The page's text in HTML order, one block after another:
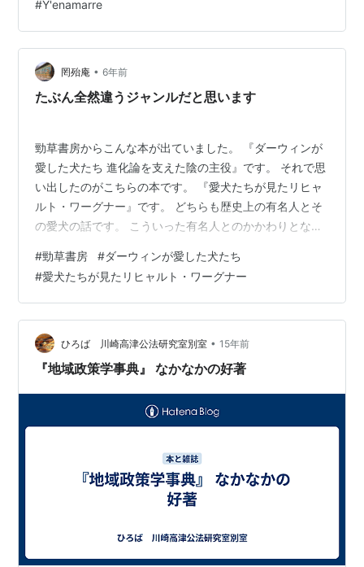
意味と本書の構成■ 「ヤナマール（Y'enamarre）」と
は、フランス語で「もう、うんざりだ」という意味であ
る。フランス語の原著は２０１２年、日本語版は２０１
７年の出版であるが、本書は２０１１年…
#Y'enamarre
罔殆庵 • 6年前
たぶん全然違うジャンルだと思います
勁草書房からこんな本が出ていました。 『ダーウィンが
愛した犬たち 進化論を支えた陰の主役』です。 それで思
い出したのがこちらの本です。 『愛犬たちが見たリヒャ
ルト・ワーグナー』です。 どちらも歴史上の有名人とそ
の愛犬の話です。 こういった有名人とのかかわりとなる
となく、エピソードとしては猫よりは犬の方が物語にな
りやすいような気もします。もちろん猫を飼っていた有
名人もたくさんいるのでしょうが、こういった類いの本
で猫を扱ったものはあるのでしょうか？ 不明にして知ら
ないのですが…… http://www.rockfield.net/wp/?p=11…
#勁草書房 #ダーウィンが愛した犬たち
#愛犬たちが見たリヒャルト・ワーグナー
ひろば 川崎高津公法研究室別室 • 15年前
『地域政策学事典』 なかなかの好著